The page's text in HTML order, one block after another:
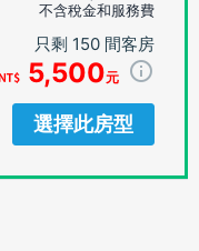
不含稅金和服務費
只剩 150 間客房
5,500元
選擇此房型